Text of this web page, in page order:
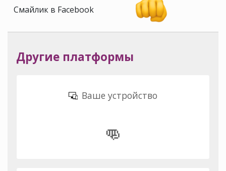
Смайлик в Facebook
Другие платформы
Ваше устройство
👊